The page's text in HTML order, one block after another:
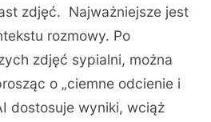
zdjęć. Najważniejsze jest
rozmowy. Po
zdjęć sypialni, można
o „ciemne odcienie i
dostosuje wyniki, wciąż